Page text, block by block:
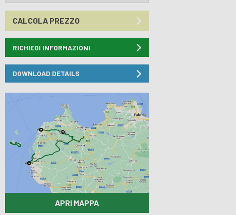
CALCOLA PREZZO
RICHIEDI INFORMAZIONI
DOWNLOAD DETAILS
APRI MAPPA